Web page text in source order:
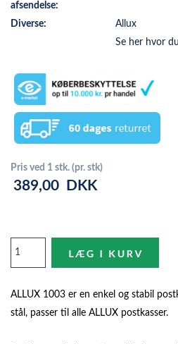
afsendelse:
Diverse:
Allux
Se her hvor
Pris ved 1 stk. (pr. stk)
389,00 DKK
ALLUX 1003 er en enkel og stabil
stål, passer til alle ALLUX postkasser.